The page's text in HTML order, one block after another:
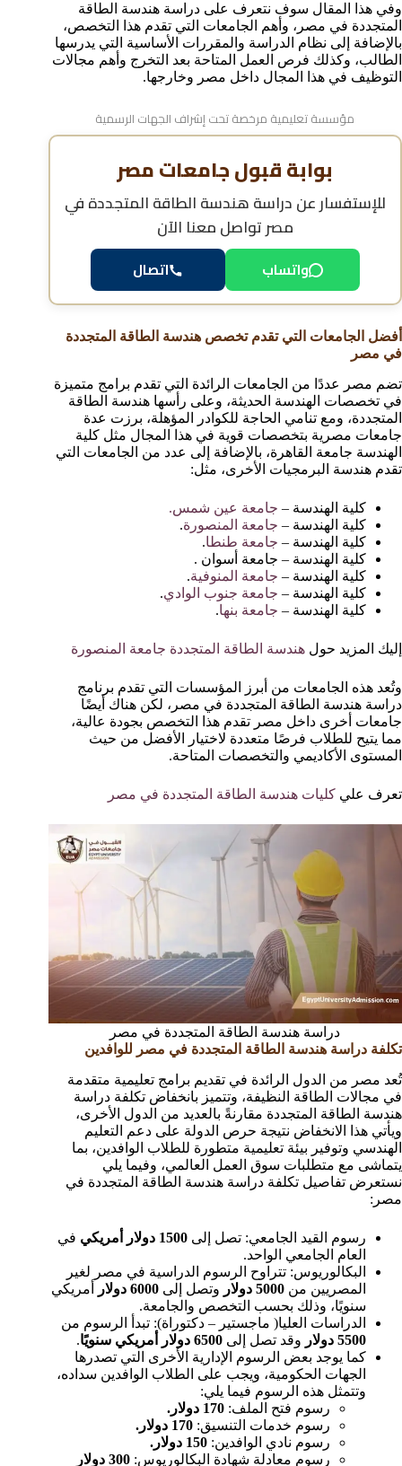
الأسئلة الشائعة حول دراسة هندسة الطاقة المتجددة في
مصر
وفي هذا المقال سوف نتعرف على دراسة هندسة الطاقة
المتجددة في مصر، وأهم الجامعات التي تقدم هذا التخصص،
بالإضافة إلى نظام الدراسة والمقررات الأساسية التي يدرسها
الطالب، وكذلك فرص العمل المتاحة بعد التخرج وأهم مجالات
التوظيف في هذا المجال داخل مصر وخارجها.
مؤسسة تعليمية مرخصة تحت إشراف الجهات الرسمية
بوابة قبول جامعات مصر
للإستفسار عندراسة هندسة الطاقة المتجددة في
مصرتواصل معنا الآن
واتساب اتصال
أفضل الجامعات التي تقدم تخصص هندسة الطاقة المتجددة
في مصر
تضم مصر عددًا من الجامعات الرائدة التي تقدم برامج متميزة
في تخصصات الهندسة الحديثة، وعلى رأسها هندسة الطاقة
المتجددة، ومع تنامي الحاجة للكوادر المؤهلة، برزت عدة
جامعات مصرية بتخصصات قوية في هذا المجال مثل كلية
الهندسة جامعة القاهرة، بالإضافة إلى عدد من الجامعات التي
تقدم هندسة البرمجيات الأخرى، مثل:
كلية الهندسة – جامعة عين شمس.
كلية الهندسة – جامعة المنصورة.
كلية الهندسة – جامعة طنطا.
كلية الهندسة – جامعة أسوان .
كلية الهندسة – جامعة المنوفية.
كلية الهندسة – جامعة جنوب الوادي.
كلية الهندسة – جامعة بنها.
إليك المزيد حول هندسة الطاقة المتجددة جامعة المنصورة
وتُعد هذه الجامعات من أبرز المؤسسات التي تقدم برنامج
دراسة هندسة الطاقة المتجددة في مصر، لكن هناك أيضًا
جامعات أخرى داخل مصر تقدم هذا التخصص بجودة عالية،
مما يتيح للطلاب فرصًا متعددة لاختيار الأفضل من حيث
المستوى الأكاديمي والتخصصات المتاحة.
تعرف علي كليات هندسة الطاقة المتجددة في مصر
دراسة هندسة الطاقة المتجددة في مصر
تكلفة دراسة هندسة الطاقة المتجددة في مصر للوافدين
تُعد مصر من الدول الرائدة في تقديم برامج تعليمية متقدمة
في مجالات الطاقة النظيفة، وتتميز بانخفاض تكلفة دراسة
هندسة الطاقة المتجددة مقارنةً بالعديد من الدول الأخرى،
ويأتي هذا الانخفاض نتيجة حرص الدولة على دعم التعليم
الهندسي وتوفير بيئة تعليمية متطورة للطلاب الوافدين، بما
يتماشى مع متطلبات سوق العمل العالمي، وفيما يلي
نستعرض تفاصيل تكلفة دراسة هندسة الطاقة المتجددة في
مصر:
رسوم القيد الجامعي: تصل إلى 1500 دولار أمريكي
في
العام الجامعي الواحد.
البكالوريوس: تتراوح الرسوم الدراسية في مصر لغير
المصريين من 5000 دولار وتصل إلى 6000 دولار
أمريكي
سنويًا، وذلك بحسب التخصص والجامعة.
الدراسات العليا( ماجستير – دكتوراة): تبدأ الرسوم من
5500 دولار
وقد تصل إلى 6500 دولار أمريكي سنويًا
.
كما يوجد بعض الرسوم الإدارية الأخرى التي تصدرها
الجهات الحكومية، ويجب على الطلاب الوافدين سداده،
وتتمثل هذه الرسوم فيما يلي:
رسوم فتح الملف: 170 دولار.
رسوم ​خدمات التنسيق: 170 دولار.
رسوم ​نادي الوافدين: 150 دولار.
رسوم معادلة شهادة البكالوريوس: 300 دولار